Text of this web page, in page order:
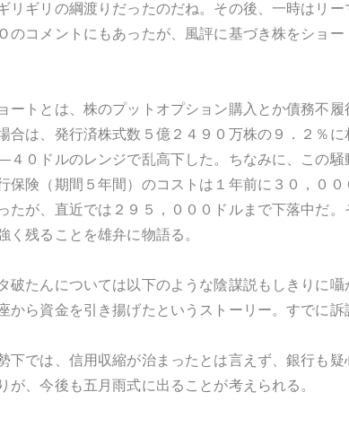
リギリの綱渡りだったのだね。その後、一時はリ
のコメントにもあったが、風評に基づき株をショ
ートとは、株のプットオプション購入とか債務不
合は、発行済株式数５億２４９０万株の９．２％
４０ドルのレンジで乱高下した。ちなみに、この
保険（期間５年間）のコストは１年前に３０，０
たが、直近では２９５，０００ドルまで下落中だ
く残ることを雄弁に物語る。
破たんについては以下のような陰謀説もしきりに
から資金を引き揚げたというストーリー。すでに訴
下では、信用収縮が治まったとは言えず、銀行も
が、今後も五月雨式に出ることが考えられる。